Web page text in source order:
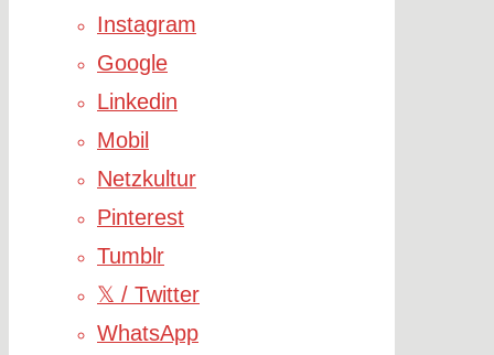
Instagram
Google
Linkedin
Mobil
Netzkultur
Pinterest
Tumblr
𝕏 / Twitter
WhatsApp